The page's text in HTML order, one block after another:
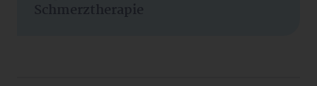
Schmerztherapie